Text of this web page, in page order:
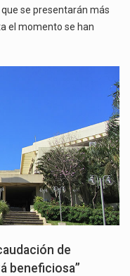
se presentarán más
el momento se han
de
beneficiosa”